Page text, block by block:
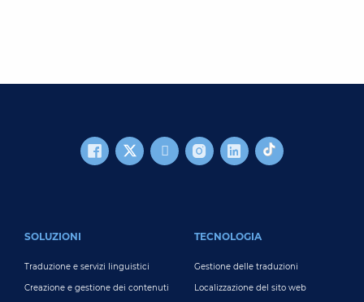
SOLUZIONI
Traduzione e servizi linguistici
Creazione e gestione dei contenuti
TECNOLOGIA
Gestione delle traduzioni
Localizzazione del sito web